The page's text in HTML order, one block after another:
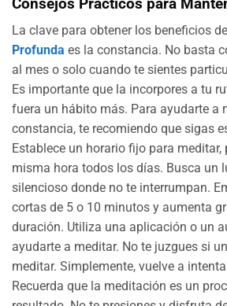
La clave para obtener los beneficios
Profunda es la constancia. No basta
al mes o solo cuando te sientes
Es importante que la incorpores a tu
fuera un hábito más. Para ayudarte a
constancia, te recomiendo que sigas
Establece un horario fijo para meditar,
misma hora todos los días. Busca un
silencioso donde no te interrumpan.
cortas de 5 o 10 minutos y aumenta
duración. Utiliza una aplicación o un
ayudarte a meditar. No te juzgues si
meditar. Simplemente, vuelve a
Recuerda que la meditación es un